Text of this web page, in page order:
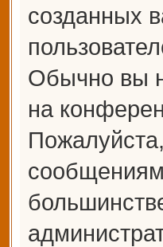
созданных
Обычно вы
на